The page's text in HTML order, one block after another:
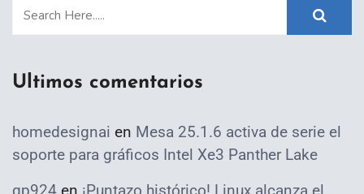
Ultimos comentarios
homedesignai en Mesa 25.1.6 activa de serie el
soporte para gráficos Intel Xe3 Panther Lake
qp924 en ¡Puntazo histórico! Linux alcanza el